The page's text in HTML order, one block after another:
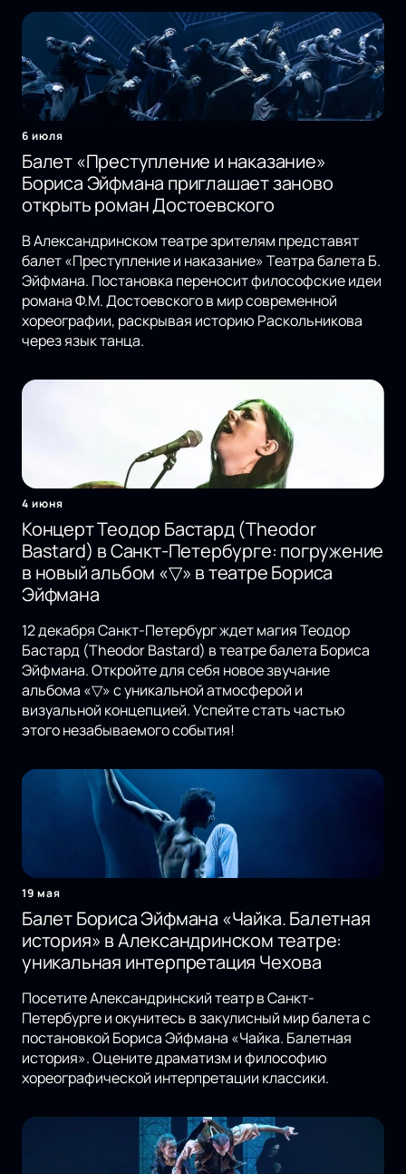
6 июля
Балет «Преступление и наказание»
Бориса Эйфмана приглашает заново
открыть роман Достоевского
В Александринском театре зрителям представят
балет «Преступление и наказание» Театра балета Б.
Эйфмана. Постановка переносит философские идеи
романа Ф.М. Достоевского в мир современной
хореографии, раскрывая историю Раскольникова
через язык танца.
4 июня
Концерт Теодор Бастард (Theodor
Bastard) в Санкт-Петербурге: погружение
в новый альбом «▽» в театре Бориса
Эйфмана
12 декабря Санкт-Петербург ждет магия Теодор
Бастард (Theodor Bastard) в театре балета Бориса
Эйфмана. Откройте для себя новое звучание
альбома «▽» с уникальной атмосферой и
визуальной концепцией. Успейте стать частью
этого незабываемого события!
19 мая
Балет Бориса Эйфмана «Чайка. Балетная
история» в Александринском театре:
уникальная интерпретация Чехова
Посетите Александринский театр в Санкт-
Петербурге и окунитесь в закулисный мир балета с
постановкой Бориса Эйфмана «Чайка. Балетная
история». Оцените драматизм и философию
хореографической интерпретации классики.